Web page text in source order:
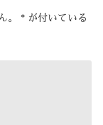
。 * が付いている